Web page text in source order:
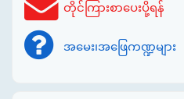
တိုင်ကြားစာပေးပို့ရန်
အမေး၊အဖြေကဏ္ဍများ